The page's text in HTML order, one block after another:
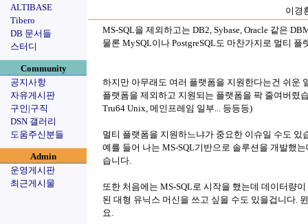
ALTIBASE
Tibero
DB 문서들
스터디
Community
공지사항
자유게시판
구인|구직
DSN 갤러리
도움주신분들
Admin
운영게시판
최근게시물
이경
MS-SQL을 제외하고는 DB2, Sybase, Oracle 같은
물론 MySQL이나 PostgreSQL도 마찬가지로 멀티 플
하지만 아무래도 여러 플랫폼을 지원한다는건 쉬운
플랫폼을 제외하고 지원되는 플랫폼을 팍 줄여버렸
Tru64 Unix, 메인프레임 일부... 등등등)
멀티 플랫폼을 지원하느냐가 중요한 이슈일 수도 있
예를 들어 나는 MS-SQL기반으로 솔루션을 개발했
습니다.
또한 처음에는 MS-SQL로 시작을 했는데 데이터량
된 대형 유닉스 머신을 쓰고 싶을 수도 있을겁니다.
요.